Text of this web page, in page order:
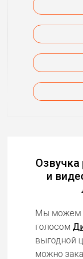
и
Мы можем
голосом
выгодной
можно